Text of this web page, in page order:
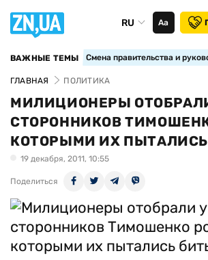
RU Аа
ВАЖНЫЕ ТЕМЫ Смена правительства и
ГЛАВНАЯ ПОЛИТИКА
МИЛИЦИОНЕРЫ
СТОРОННИКОВ
КОТОРЫМИ ИХ ПЫТАЛИСЬ
19 декабря, 2011, 10:55
Поделиться